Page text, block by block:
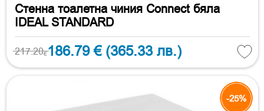
Стенна тоалетна чиния Connect бяла
IDEAL STANDARD
217.20€186.79 € (365.33 лв.)
-25%